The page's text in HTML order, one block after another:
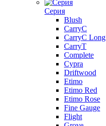
Серия
Blush
CarryC
CarryC Long
CarryT
Complete
Cypra
Driftwood
Etimo
Etimo Red
Etimo Rose
Fine Gauge
Flight